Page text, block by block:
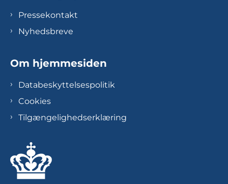
Pressekontakt
Nyhedsbreve
Om hjemmesiden
Databeskyttelsespolitik
Cookies
Tilgængelighedserklæring